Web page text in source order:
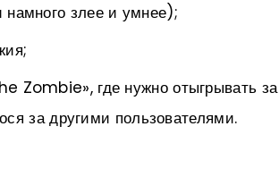
злее и умнее);
Zombie», где нужно отыгрывать за
за другими пользователями.